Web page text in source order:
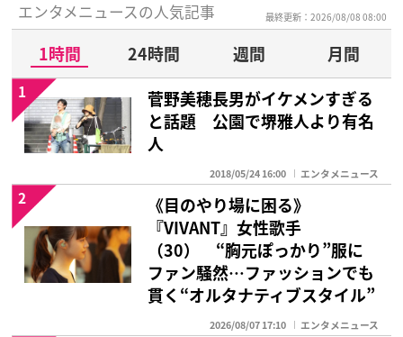
エンタメニュースの人気記事 最終更新：2026/08/08 08:00
1時間 24時間 週間
月間
菅野美穂長男がイケメンすぎる
と話題 公園で堺雅人より有名
人
2018/05/24 16:00 エンタメニュース
1
《目のやり場に困る》
『VIVANT』女性歌手
（30） “胸元ぽっかり”服に
ファン騒然…ファッションでも
貫く“オルタナティブスタイル”
2026/08/07 17:10 エンタメニュース
2